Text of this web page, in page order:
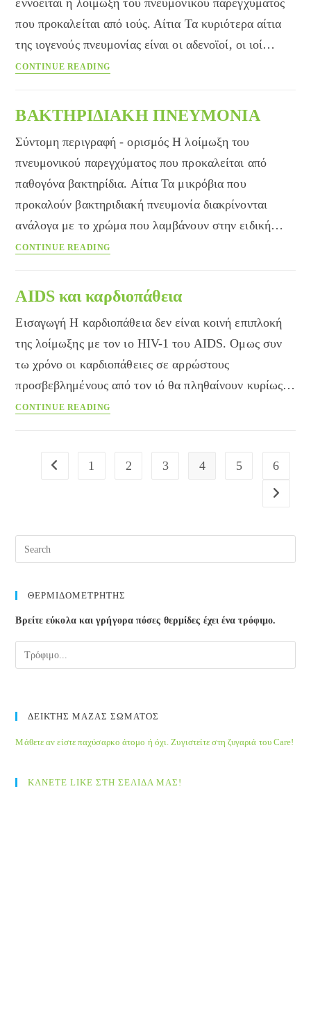
εννοείται η λοίμωξη του πνευμονικού παρεγχύματος
που προκαλείται από ιούς. Αίτια Τα κυριότερα αίτια
της ιογενούς πνευμονίας είναι οι αδενοϊοί, οι ιοί…
CONTINUE READING
ΒΑΚΤΗΡΙΔΙΑΚΗ ΠΝΕΥΜΟΝΙΑ
Σύντομη περιγραφή - ορισμός Η λοίμωξη του
πνευμονικού παρεγχύματος που προκαλείται από
παθογόνα βακτηρίδια. Αίτια Τα μικρόβια που
προκαλούν βακτηριδιακή πνευμονία διακρίνονται
ανάλογα με το χρώμα που λαμβάνουν στην ειδική…
CONTINUE READING
AIDS και καρδιοπάθεια
Εισαγωγή Η καρδιοπάθεια δεν είναι κοινή επιπλοκή
της λοίμωξης με τον ιο HIV-1 του AIDS. Ομως συν
τω χρόνο οι καρδιοπάθειες σε αρρώστους
προσβεβλημένους από τον ιό θα πληθαίνουν κυρίως…
CONTINUE READING
Go to the previous page
1 2 3 4 5 6
Go to
ΘΕΡΜΙΔΟΜΕΤΡΗΤΗΣ
Βρείτε εύκολα και γρήγορα πόσες θερμίδες έχει ένα τρόφιμο.
ΔΕΙΚΤΗΣ ΜΑΖΑΣ ΣΩΜΑΤΟΣ
Μάθετε αν είστε παχύσαρκο άτομο ή όχι. Ζυγιστείτε στη ζυγαριά του Care!
ΚΑΝΕΤΕ LIKE ΣΤΗ ΣΕΛΙΔΑ ΜΑΣ!